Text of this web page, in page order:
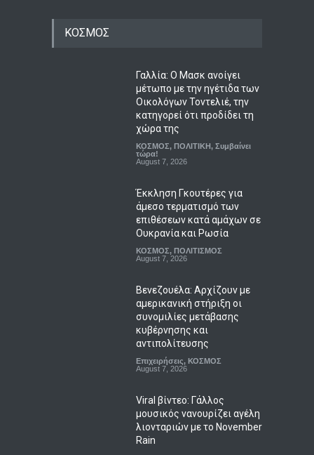
ΚΟΣΜΟΣ
Γαλλία: Ο Μασκ ανοίγει
μέτωπο με την ηγέτιδα των
Οικολόγων Τοντελιέ, την
κατηγορεί ότι προδίδει τη
χώρα της
ΚΟΣΜΟΣ, ΠΟΛΙΤΙΚΗ, Συμβαίνει
τώρα!
August 7, 2026
Έκκληση Γκουτέρες για
άμεσο τερματισμό των
επιθέσεων κατά αμάχων σε
Ουκρανία και Ρωσία
ΚΟΣΜΟΣ, ΠΟΛΙΤΙΣΜΟΣ
August 7, 2026
Βενεζουέλα: Αρχίζουν με
αμερικανική στήριξη οι
συνομιλίες μετάβασης
κυβέρνησης και
αντιπολίτευσης
Επιχειρήσεις, ΚΟΣΜΟΣ
August 7, 2026
Viral βίντεο: Γάλλος
μουσικός νανουρίζει αγέλη
λιονταριών με το November
Rain